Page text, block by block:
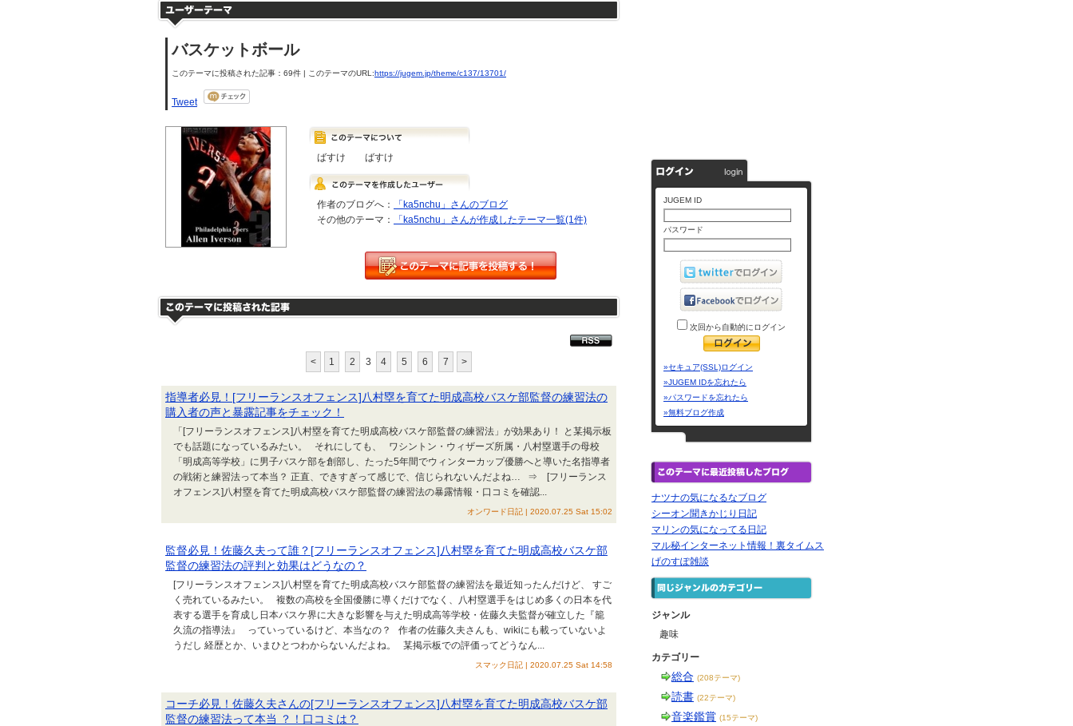
バスケットボール
このテーマに投稿された記事：69件 | このテーマのURL:https://jugem.jp/theme/c137/13701/
Tweet
ばすけ ばすけ
作者のブログへ：
「ka5nchu」さんのブログ
その他のテーマ：
「ka5nchu」さんが作成したテーマ一覧(1件)
< 1 2 3 4 5 6 7 >
指導者必見！[フリーランスオフェンス]八村塁を育てた明成高校バスケ部監督の練習法の
購入者の声と暴露記事をチェック！
「[フリーランスオフェンス]八村塁を育てた明成高校バスケ部監督の練習法」が効果あり！ と某掲示板
でも話題になっているみたい。 それにしても、 ワシントン・ウィザーズ所属・八村塁選手の母校
「明成高等学校」に男子バスケ部を創部し、たった5年間でウィンターカップ優勝へと導いた名指導者
の戦術と練習法って本当？ 正直、できすぎって感じで、信じられないんだよね… ⇒ [フリーランス
オフェンス]八村塁を育てた明成高校バスケ部監督の練習法の暴露情報・口コミを確認...
オンワード日記 | 2020.07.25 Sat 15:02
監督必見！佐藤久夫って誰？[フリーランスオフェンス]八村塁を育てた明成高校バスケ部
監督の練習法の評判と効果はどうなの？
[フリーランスオフェンス]八村塁を育てた明成高校バスケ部監督の練習法を最近知ったんだけど、 すご
く売れているみたい。 複数の高校を全国優勝に導くだけでなく、八村塁選手をはじめ多くの日本を代
表する選手を育成し日本バスケ界に大きな影響を与えた明成高等学校・佐藤久夫監督が確立した『籠
久流の指導法』 っていっているけど、本当なの？ 作者の佐藤久夫さんも、wikiにも載っていないよ
うだし 経歴とか、いまひとつわからないんだよね。 某掲示板での評価ってどうなん...
スマック日記 | 2020.07.25 Sat 14:58
コーチ必見！佐藤久夫さんの[フリーランスオフェンス]八村塁を育てた明成高校バスケ部
監督の練習法って本当 ？！口コミは？
JUGEM ID
パスワード
次回から自動的にログイン
»セキュア(SSL)ログイン
»JUGEM IDを忘れたら
»パスワードを忘れたら
»無料ブログ作成
ナツナの気になるなブログ
シーオン聞きかじり日記
マリンの気になってる日記
マル秘インターネット情報！裏タイムス
げのすぽ雑談
ジャンル
趣味
カテゴリー
総合 (208テーマ)
読書 (22テーマ)
音楽鑑賞 (15テーマ)